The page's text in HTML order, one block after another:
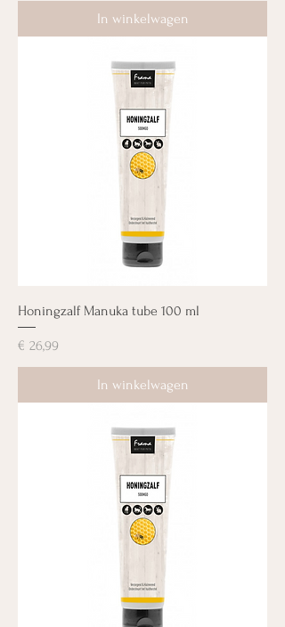
In winkelwagen
Honingzalf Manuka tube 100 ml
Prijs
€ 26,99
In winkelwagen